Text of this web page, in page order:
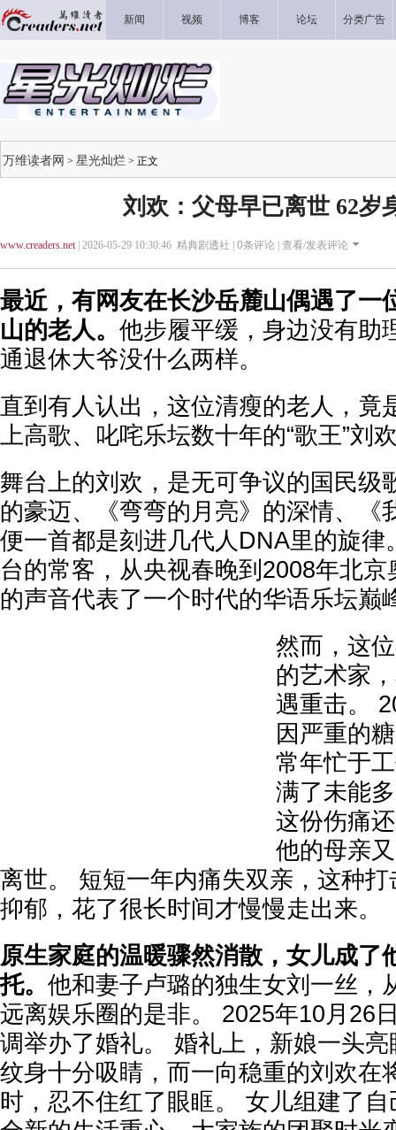
新闻 视频 博客 论坛 分类广告
万维读者网 > 星光灿烂 > 正文
刘欢：父母早已离世 62岁
www.creaders.net| 2026-05-29 10:30:46 精典剧透社 | 0条评论 | 查看/发表评论
最近，有网友在长沙岳麓山偶遇了一
山的老人。 他步履平缓，身边没有助
通退休大爷没什么两样。
直到有人认出，这位清瘦的老人，竟
上高歌、叱咤乐坛数十年的“歌王”刘
舞台上的刘欢，是无可争议的国民级
的豪迈、《弯弯的月亮》的深情、《
便一首都是刻进几代人DNA里的旋律
台的常客，从央视春晚到2008年北
的声音代表了一个时代的华语乐坛巅
然而，这
的艺术家
遇重击。
因严重的
常年忙于
满了未能
这份伤痛
他的母亲
离世。 短短一年内痛失双亲，这种
抑郁，花了很长时间才慢慢走出来。
原生家庭的温暖骤然消散，女儿成了
托。 他和妻子卢璐的独生女刘一丝，
远离娱乐圈的是非。 2025年10月26
调举办了婚礼。 婚礼上，新娘一头
纹身十分吸睛，而一向稳重的刘欢在
时，忍不住红了眼眶。 女儿组建了